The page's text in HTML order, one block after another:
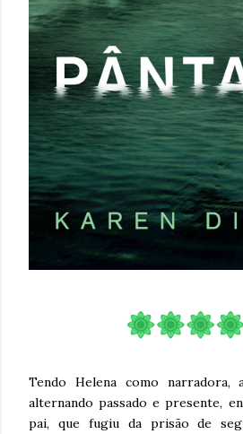
Tendo Helena como
alternando passado e presente,
pai, que fugiu da prisão de